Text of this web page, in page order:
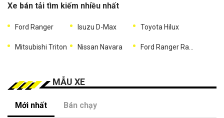
Xe bán tải tìm kiếm nhiều nhất
Ford Ranger Isuzu D-Max Toyota Hilux
Mitsubishi Triton Nissan Navara
MẪU XE
Mới nhất Bán chạy